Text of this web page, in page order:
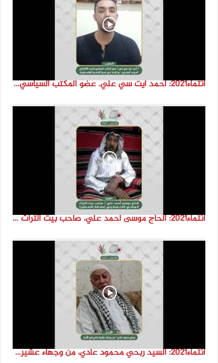
انتماء2021: احمد ايت سي علي. عضو المكتب السياسي للحزب الاشتراكي الموحد المغرب ،المغرب
انتماء2021: الحاج موسى احمد علي، صاحب بيت التراث الوطني الفلسطيني ( مضافة فلسطين)، سوريا
انتماء2021: السيد ربحي محمود عادي، من وجهاء عشيرة عادي في الاردن